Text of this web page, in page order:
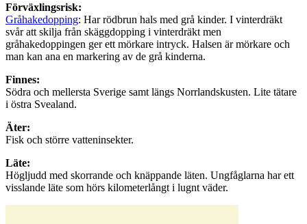
Förväxlingsrisk:
Gråhakedopping: Har rödbrun hals med grå kinder. I vinterdräkt
svår att skilja från skäggdopping i vinterdräkt men
gråhakedoppingen ger ett mörkare intryck. Halsen är mörkare och
man kan ana en markering av de grå kinderna.
Finnes:
Södra och mellersta Sverige samt längs Norrlandskusten. Lite tätare
i östra Svealand.
Äter:
Fisk och större vatteninsekter.
Läte:
Högljudd med skorrande och knäppande läten. Ungfåglarna har ett
visslande läte som hörs kilometerlångt i lugnt väder.